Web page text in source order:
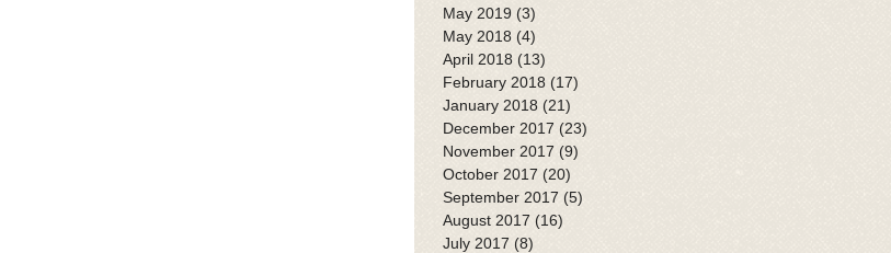
May 2019 (3)
May 2018 (4)
April 2018 (13)
February 2018 (17)
January 2018 (21)
December 2017 (23)
November 2017 (9)
October 2017 (20)
September 2017 (5)
August 2017 (16)
July 2017 (8)